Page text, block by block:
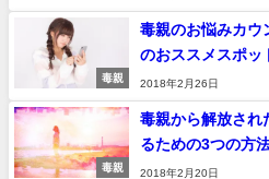
毒親
毒親のお悩みカウ
のおススメスポッ
2018年2月26日
毒親
毒親から解放され
るための3つの方
2018年2月20日